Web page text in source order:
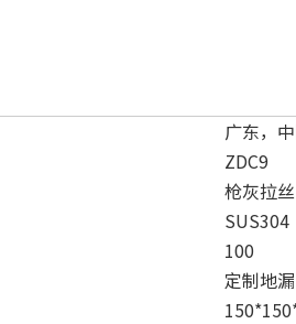
广东，
ZDC9
枪灰拉
SUS304
100
定制地漏